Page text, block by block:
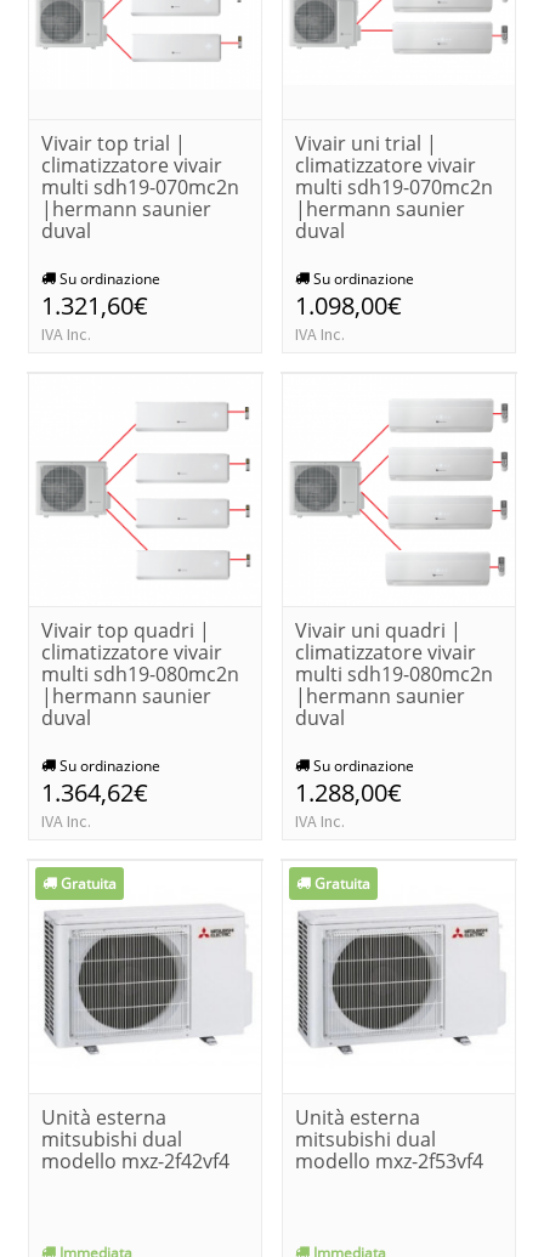
Vivair top trial |
climatizzatore vivair
multi sdh19-070mc2n
|hermann saunier
duval
Su ordinazione
1.321,60€
IVA Inc.
Vivair uni trial |
climatizzatore vivair
multi sdh19-070mc2n
|hermann saunier
duval
Su ordinazione
1.098,00€
IVA Inc.
Vivair top quadri |
climatizzatore vivair
multi sdh19-080mc2n
|hermann saunier
duval
Su ordinazione
1.364,62€
IVA Inc.
Vivair uni quadri |
climatizzatore vivair
multi sdh19-080mc2n
|hermann saunier
duval
Su ordinazione
1.288,00€
IVA Inc.
Gratuita
Unità esterna
mitsubishi dual
modello mxz-2f42vf4
Immediata
Gratuita
Unità esterna
mitsubishi dual
modello mxz-2f53vf4
Immediata